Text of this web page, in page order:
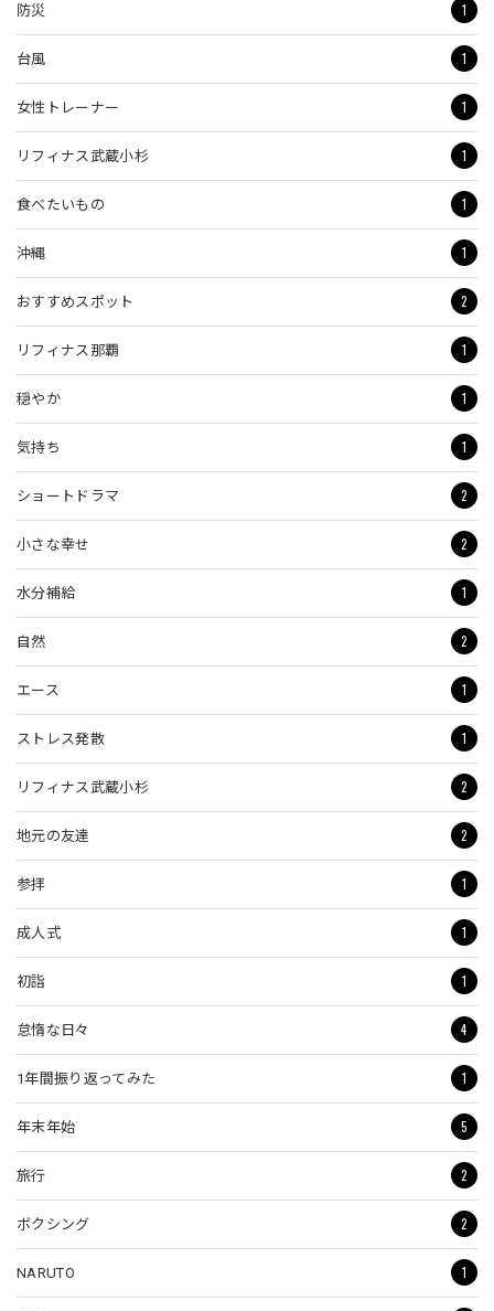
防災 1
台風 1
女性トレーナー 1
リフィナス武蔵小杉 1
食べたいもの 1
沖縄 1
おすすめスポット 2
リフィナス那覇 1
穏やか 1
気持ち 1
ショートドラマ 2
小さな幸せ 2
水分補給 1
自然 2
エース 1
ストレス発散 1
リフィナス武蔵小杉 2
地元の友達 2
参拝 1
成人式 1
初詣 1
怠惰な日々 4
1年間振り返ってみた 1
年末年始 5
旅行 2
ボクシング 2
NARUTO 1